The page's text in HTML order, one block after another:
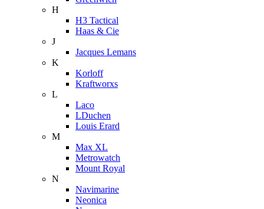
H
H3 Tactical
Haas & Cie
J
Jacques Lemans
K
Korloff
Kraftworxs
L
Laco
LDuchen
Louis Erard
M
Max XL
Metrowatch
Mount Royal
N
Navimarine
Neonica